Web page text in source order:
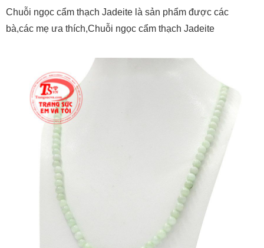
Chuỗi ngọc cẩm thạch Jadeite là sản phẩm được các
bà,các mẹ ưa thích,Chuỗi ngọc cẩm thạch Jadeite